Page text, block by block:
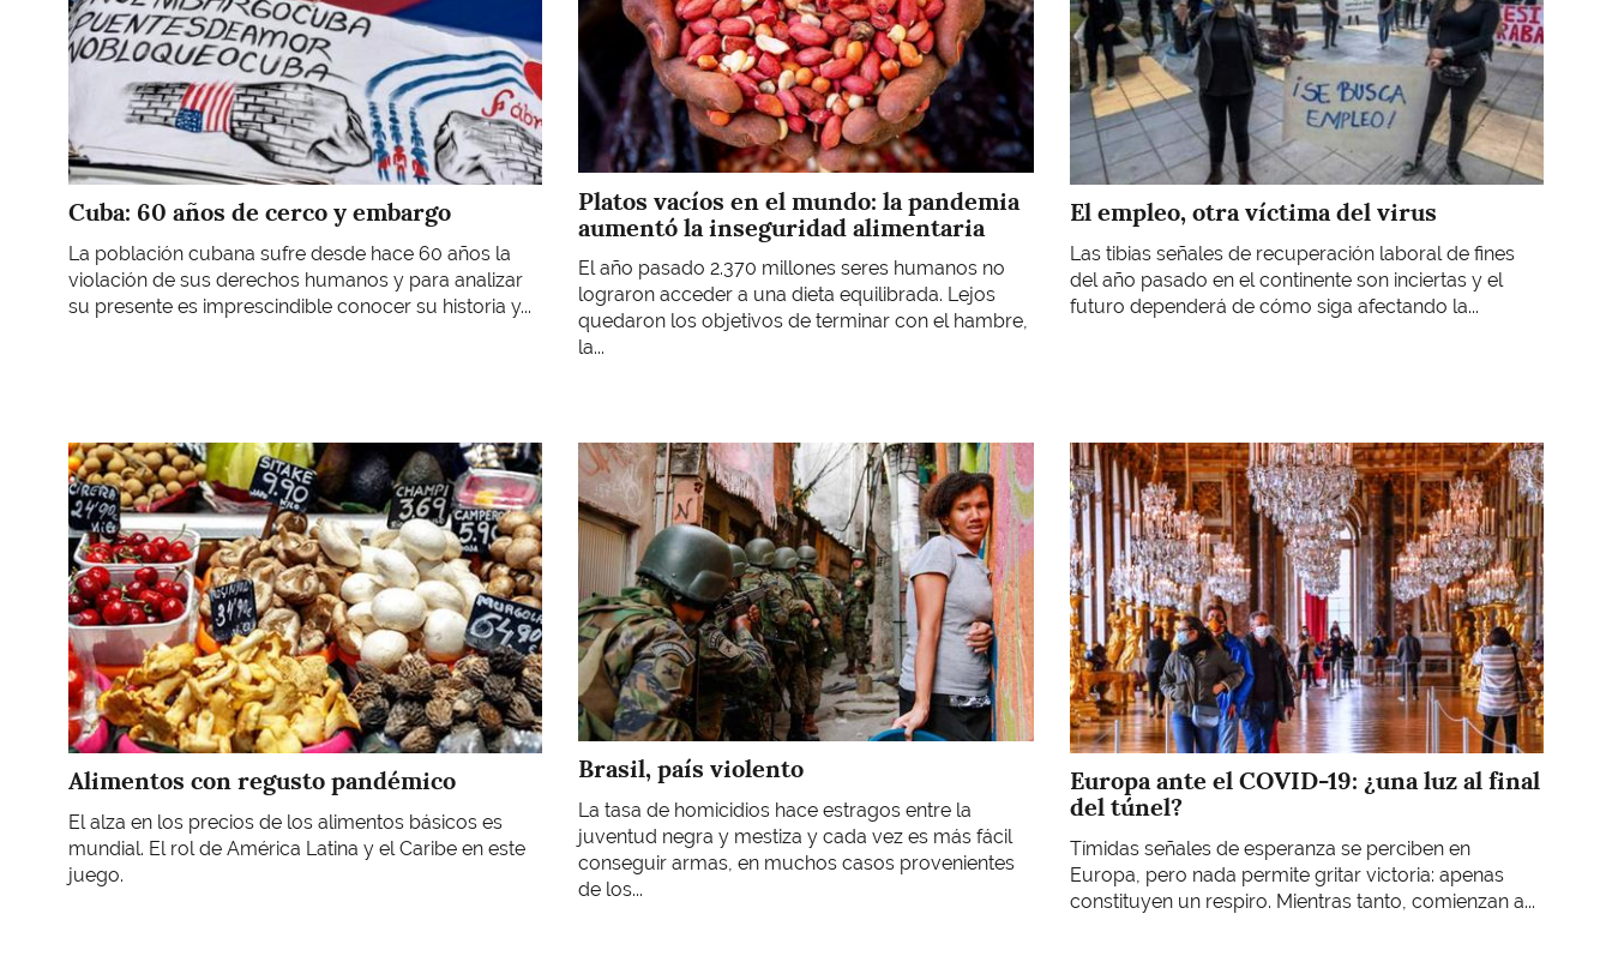
Cuba: 60 años de cerco y embargo
La población cubana sufre desde hace 60 años la
violación de sus derechos humanos y para analizar
su presente es imprescindible conocer su historia y...
Platos vacíos en el mundo: la pandemia
aumentó la inseguridad alimentaria
El año pasado 2.370 millones seres humanos no
lograron acceder a una dieta equilibrada. Lejos
quedaron los objetivos de terminar con el hambre,
la...
El empleo, otra víctima del virus
Las tibias señales de recuperación laboral de fines
del año pasado en el continente son inciertas y el
futuro dependerá de cómo siga afectando la...
Imagen
Alimentos con regusto pandémico
El alza en los precios de los alimentos básicos es
mundial. El rol de América Latina y el Caribe en este
juego.
Imagen
Brasil, país violento
La tasa de homicidios hace estragos entre la
juventud negra y mestiza y cada vez es más fácil
conseguir armas, en muchos casos provenientes
de los...
Imagen
Europa ante el COVID-19: ¿una luz al final
del túnel?
Tímidas señales de esperanza se perciben en
Europa, pero nada permite gritar victoria: apenas
constituyen un respiro. Mientras tanto, comienzan a...